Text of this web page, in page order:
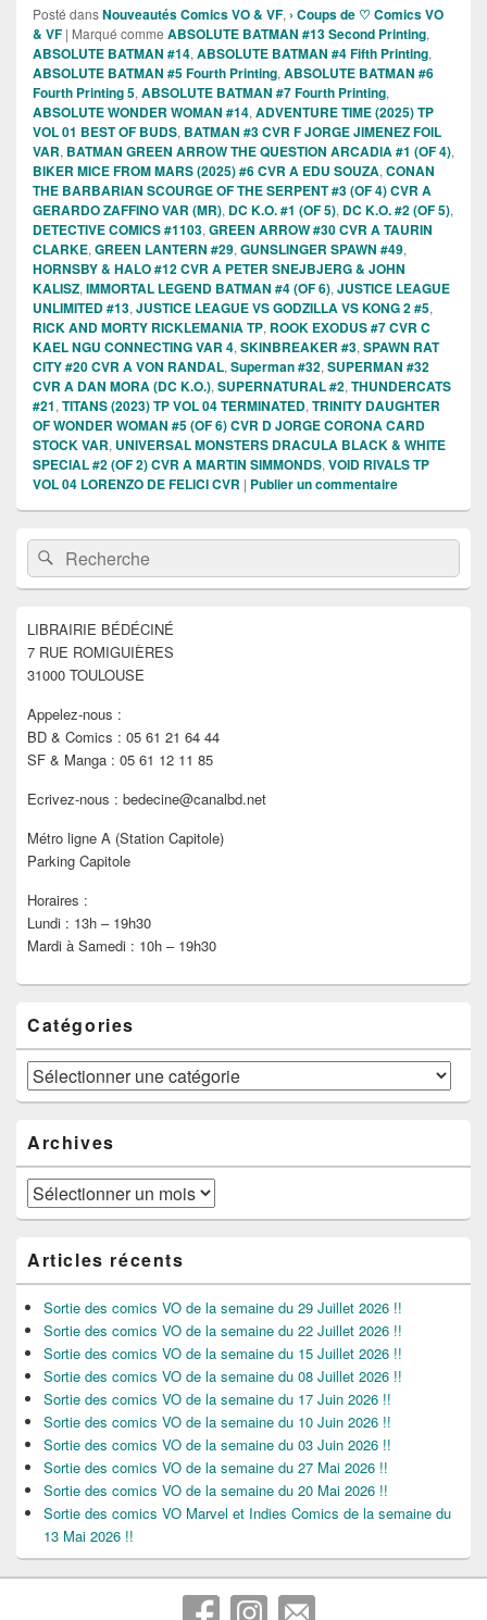
Posté dansNouveautés Comics VO & VF, › Coups de ♡ Comics VO
& VF | Marqué comme ABSOLUTE BATMAN #13 Second Printing,
ABSOLUTE BATMAN #14, ABSOLUTE BATMAN #4 Fifth Printing,
ABSOLUTE BATMAN #5 Fourth Printing, ABSOLUTE BATMAN #6
Fourth Printing 5, ABSOLUTE BATMAN #7 Fourth Printing,
ABSOLUTE WONDER WOMAN #14, ADVENTURE TIME (2025) TP
VOL 01 BEST OF BUDS, BATMAN #3 CVR F JORGE JIMENEZ FOIL
VAR, BATMAN GREEN ARROW THE QUESTION ARCADIA #1 (OF 4),
BIKER MICE FROM MARS (2025) #6 CVR A EDU SOUZA, CONAN
THE BARBARIAN SCOURGE OF THE SERPENT #3 (OF 4) CVR A
GERARDO ZAFFINO VAR (MR), DC K.O. #1 (OF 5), DC K.O. #2 (OF 5),
DETECTIVE COMICS #1103, GREEN ARROW #30 CVR A TAURIN
CLARKE, GREEN LANTERN #29, GUNSLINGER SPAWN #49,
HORNSBY & HALO #12 CVR A PETER SNEJBJERG & JOHN
KALISZ, IMMORTAL LEGEND BATMAN #4 (OF 6), JUSTICE LEAGUE
UNLIMITED #13, JUSTICE LEAGUE VS GODZILLA VS KONG 2 #5,
RICK AND MORTY RICKLEMANIA TP, ROOK EXODUS #7 CVR C
KAEL NGU CONNECTING VAR 4, SKINBREAKER #3, SPAWN RAT
CITY #20 CVR A VON RANDAL, Superman #32, SUPERMAN #32
CVR A DAN MORA (DC K.O.), SUPERNATURAL #2, THUNDERCATS
#21, TITANS (2023) TP VOL 04 TERMINATED, TRINITY DAUGHTER
OF WONDER WOMAN #5 (OF 6) CVR D JORGE CORONA CARD
STOCK VAR, UNIVERSAL MONSTERS DRACULA BLACK & WHITE
SPECIAL #2 (OF 2) CVR A MARTIN SIMMONDS, VOID RIVALS TP
VOL 04 LORENZO DE FELICI CVR | Publier un commentaire
Zone
principale
de
widget
barre
latérale
Recherche :Rechercher
LIBRAIRIE BÉDÉCINÉ
7 RUE ROMIGUIÈRES
31000 TOULOUSE
Appelez-nous :
BD & Comics : 05 61 21 64 44
SF & Manga : 05 61 12 11 85
Ecrivez-nous : bedecine@canalbd.net
Métro ligne A (Station Capitole)
Parking Capitole
Horaires :
Lundi : 13h – 19h30
Mardi à Samedi : 10h – 19h30
Catégories
Catégories
Archives
Archives
Articles récents
Sortie des comics VO de la semaine du 29 Juillet 2026 !!
Sortie des comics VO de la semaine du 22 Juillet 2026 !!
Sortie des comics VO de la semaine du 15 Juillet 2026 !!
Sortie des comics VO de la semaine du 08 Juillet 2026 !!
Sortie des comics VO de la semaine du 17 Juin 2026 !!
Sortie des comics VO de la semaine du 10 Juin 2026 !!
Sortie des comics VO de la semaine du 03 Juin 2026 !!
Sortie des comics VO de la semaine du 27 Mai 2026 !!
Sortie des comics VO de la semaine du 20 Mai 2026 !!
Sortie des comics VO Marvel et Indies Comics de la semaine du
13 Mai 2026 !!